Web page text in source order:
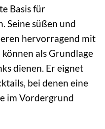
Basis für
Seine süßen und
hervorragend mit
als Grundlage
dienen. Er eignet
bei denen eine
im Vordergrund